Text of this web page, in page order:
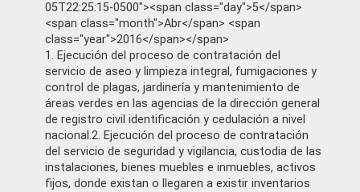
05T22:25:15-0500"><span class="day">5</span>
<span class="month">Abr</span> <span
class="year">2016</span></span>
1. Ejecución del proceso de contratación del
servicio de aseo y limpieza integral, fumigaciones y
control de plagas, jardinería y mantenimiento de
áreas verdes en las agencias de la dirección general
de registro civil identificación y cedulación a nivel
nacional.2. Ejecución del proceso de contratación
del servicio de seguridad y vigilancia, custodia de las
instalaciones, bienes muebles e inmuebles, activos
fijos, donde existan o llegaren a existir inventarios